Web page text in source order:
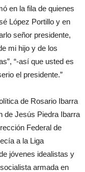
en la fila de quienes
López Portillo y en
señor presidente,
mi hijo y de los
“-así que usted es
el presidente.”
de Rosario Ibarra
de Jesús Piedra Ibarra
Federal de
a la Liga
jóvenes idealistas y
armada en